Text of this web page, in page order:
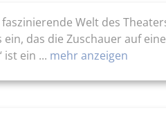
Welt des
das die Zuschauer auf
ein ... mehr anzeigen